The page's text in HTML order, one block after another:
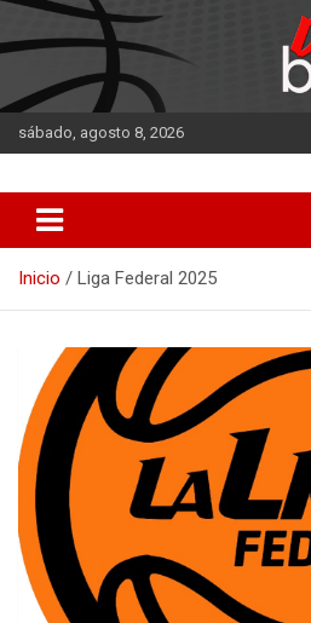
Saltar
al
contenido
sábado, agosto 8, 2026
DATA Basquet
Inicio Liga Federal 2025